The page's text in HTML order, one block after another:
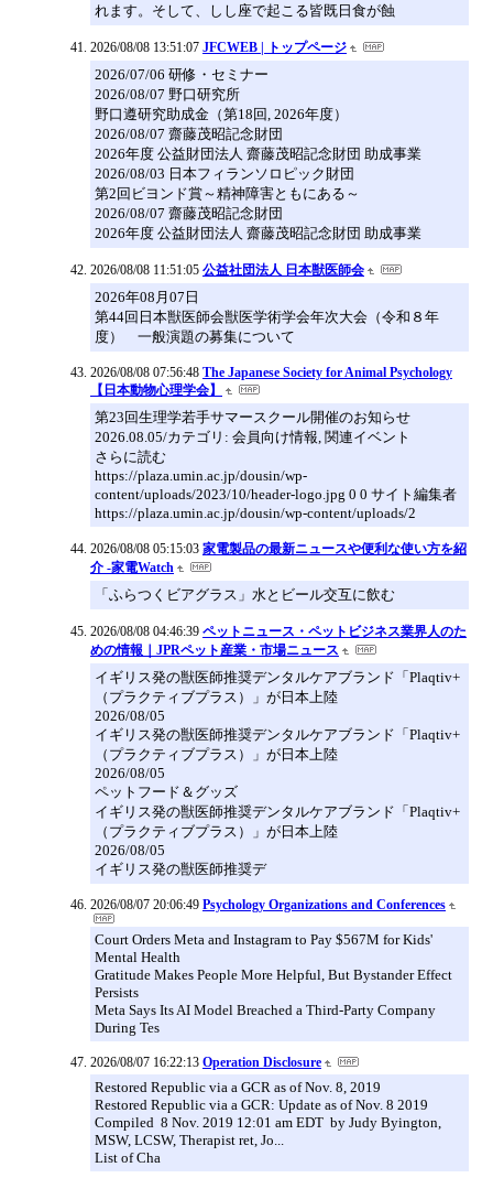
れます。そして、しし座で起こる皆既日食が蝕
2026/08/08 13:51:07 JFCWEB | トップページ
2026/07/06 研修・セミナー
2026/08/07 野口研究所
野口遵研究助成金（第18回, 2026年度）
2026/08/07 齋藤茂昭記念財団
2026年度 公益財団法人 齋藤茂昭記念財団 助成事業
2026/08/03 日本フィランソロピック財団
第2回ビヨンド賞～精神障害ともにある～
2026/08/07 齋藤茂昭記念財団
2026年度 公益財団法人 齋藤茂昭記念財団 助成事業
2026/08/08 11:51:05 公益社団法人 日本獣医師会
2026年08月07日
第44回日本獣医師会獣医学術学会年次大会（令和８年
度） 一般演題の募集について
2026/08/08 07:56:48 The Japanese Society for Animal Psychology
【日本動物心理学会】
第23回生理学若手サマースクール開催のお知らせ
2026.08.05/カテゴリ: 会員向け情報, 関連イベント
さらに読む
https://plaza.umin.ac.jp/dousin/wp-
content/uploads/2023/10/header-logo.jpg 0 0 サイト編集者
https://plaza.umin.ac.jp/dousin/wp-content/uploads/2
2026/08/08 05:15:03 家電製品の最新ニュースや便利な使い方を紹
介 -家電Watch
「ふらつくビアグラス」水とビール交互に飲む
2026/08/08 04:46:39 ペットニュース・ペットビジネス業界人のた
めの情報｜JPRペット産業・市場ニュース
イギリス発の獣医師推奨デンタルケアブランド「Plaqtiv+
（プラクティブプラス）」が日本上陸
2026/08/05
イギリス発の獣医師推奨デンタルケアブランド「Plaqtiv+
（プラクティブプラス）」が日本上陸
2026/08/05
ペットフード＆グッズ
イギリス発の獣医師推奨デンタルケアブランド「Plaqtiv+
（プラクティブプラス）」が日本上陸
2026/08/05
イギリス発の獣医師推奨デ
2026/08/07 20:06:49 Psychology Organizations and Conferences
Court Orders Meta and Instagram to Pay $567M for Kids'
Mental Health
Gratitude Makes People More Helpful, But Bystander Effect
Persists
Meta Says Its AI Model Breached a Third-Party Company
During Tes
2026/08/07 16:22:13 Operation Disclosure
Restored Republic via a GCR as of Nov. 8, 2019
Restored Republic via a GCR: Update as of Nov. 8 2019
Compiled 8 Nov. 2019 12:01 am EDT by Judy Byington,
MSW, LCSW, Therapist ret, Jo...
List of Cha